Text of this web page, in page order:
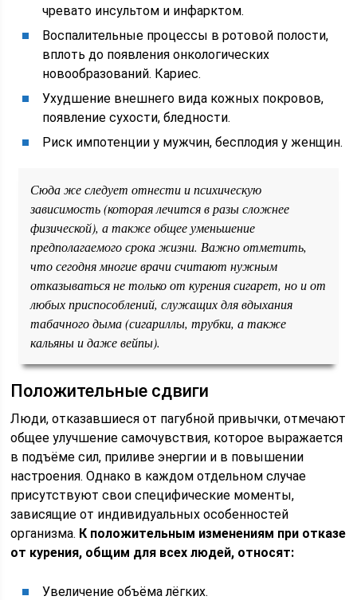
чревато инсультом и инфарктом.
Воспалительные процессы в ротовой полости,
вплоть до появления онкологических
новообразований. Кариес.
Ухудшение внешнего вида кожных покровов,
появление сухости, бледности.
Риск импотенции у мужчин, бесплодия у женщин.
Сюда же следует отнести и психическую
зависимость (которая лечится в разы сложнее
физической), а также общее уменьшение
предполагаемого срока жизни. Важно отметить,
что сегодня многие врачи считают нужным
отказываться не только от курения сигарет, но и от
любых приспособлений, служащих для вдыхания
табачного дыма (сигариллы, трубки, а также
кальяны и даже вейпы).
Положительные сдвиги
Люди, отказавшиеся от пагубной привычки, отмечают
общее улучшение самочувствия, которое выражается
в подъёме сил, приливе энергии и в повышении
настроения. Однако в каждом отдельном случае
присутствуют свои специфические моменты,
зависящие от индивидуальных особенностей
организма. К положительным изменениям при отказе
от курения, общим для всех людей, относят:
Увеличение объёма лёгких.